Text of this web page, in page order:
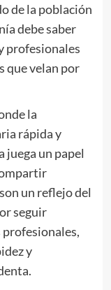
de la población
debe saber
profesionales
que velan por
la
rápida y
juega un papel
un reflejo del
seguir
y